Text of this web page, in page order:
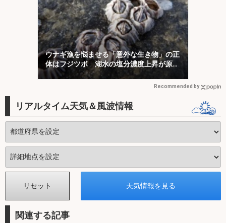
ウナギ漁を悩ませる「意外な生き物」の正
体はフジツボ 湖水の塩分濃度上昇が原因
か
Recommended by
リアルタイム天気＆風波情報
関連する記事